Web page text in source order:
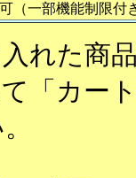
（一部機能制限
れた商
「カー